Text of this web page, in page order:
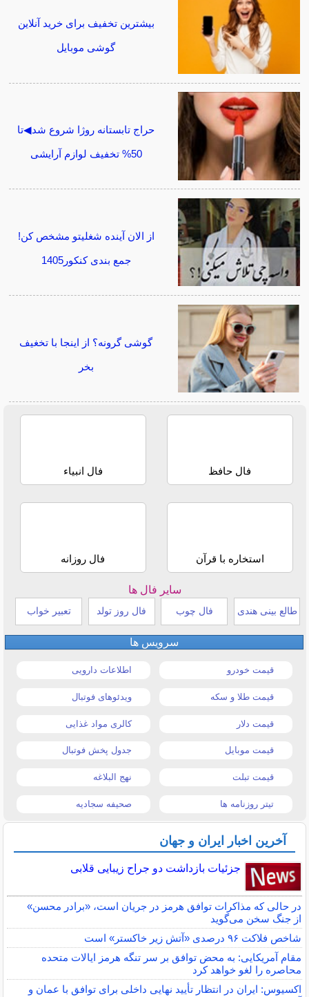
بیشترین تخفیف برای خرید آنلاین
گوشی موبایل
حراج تابستانه روژا شروع شد◀تا
50% تخفیف لوازم آرایشی
از الان آینده شغلیتو مشخص کن!
جمع بندی کنکور1405
گوشی گرونه؟ از اینجا با تخغیف
بخر
فال حافظ فال انبیاء
استخاره با قرآن فال روزانه
سایر فال ها
طالع بینی هندی فال چوب فال روز تولد تعبیر خواب
سرویس ها
قیمت خودرو اطلاعات دارویی
قیمت طلا و سکه ویدئوهای فوتبال
قیمت دلار کالری مواد غذایی
قیمت موبایل جدول پخش فوتبال
قیمت تبلت نهج البلاغه
تیتر روزنامه ها صحیفه سجادیه
آخرین اخبار ایران و جهان
جزئیات بازداشت دو جراح زیبایی قلابی
در حالی که مذاکرات توافق هرمز در جریان است، «برادر محسن»
از جنگ سخن می‌گوید
شاخص فلاکت ۹۶ درصدی «آتش زیر خاکستر» است
مقام آمریکایی: به محض توافق بر سر تنگه هرمز ایالات متحده
محاصره را لغو خواهد کرد
اکسیوس: ایران در انتظار تأیید نهایی داخلی برای توافق با عمان و